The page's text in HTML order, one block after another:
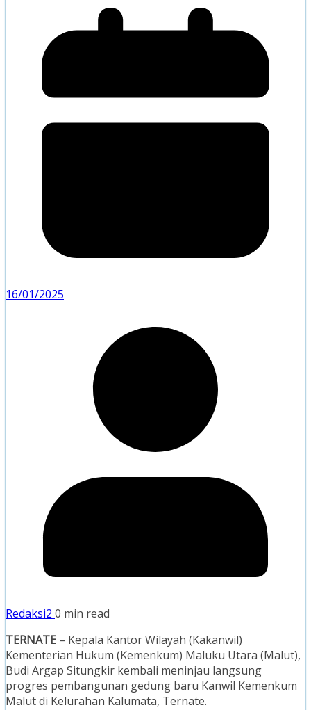
16/01/2025
Redaksi2 0 min read
TERNATE – Kepala Kantor Wilayah (Kakanwil)
Kementerian Hukum (Kemenkum) Maluku Utara (Malut),
Budi Argap Situngkir kembali meninjau langsung
progres pembangunan gedung baru Kanwil Kemenkum
Malut di Kelurahan Kalumata, Ternate.